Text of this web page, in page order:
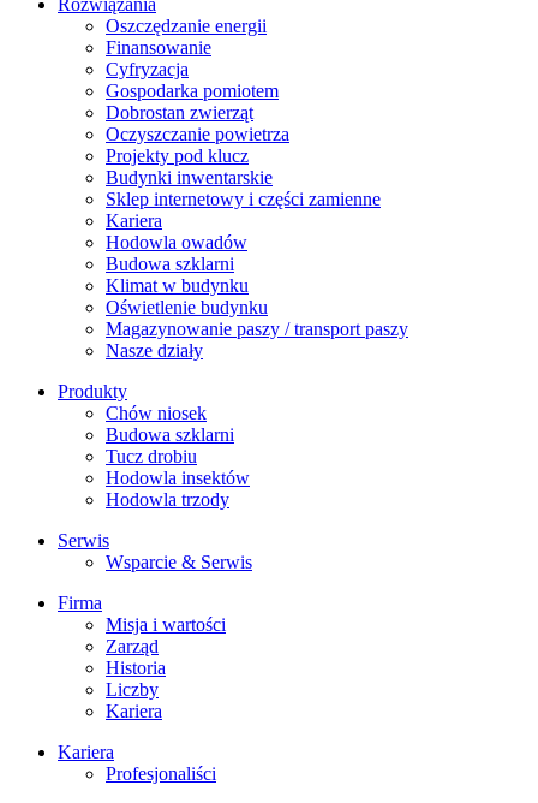
Rozwiązania
​Oszczędzanie energii
Finansowanie
Cyfryzacja
Gospodarka pomiotem
Dobrostan zwierząt
Oczyszczanie powietrza
Projekty pod klucz
Budynki inwentarskie
Sklep internetowy i części zamienne
Kariera
Hodowla owadów
Budowa szklarni
Klimat w budynku
Oświetlenie budynku
Magazynowanie paszy / transport paszy
Nasze działy
Produkty
Chów niosek
Budowa szklarni
Tucz drobiu
Hodowla insektów
Hodowla trzody
Serwis
Wsparcie & Serwis
Firma
Misja i wartości
Zarząd
Historia
Liczby
Kariera
Kariera
Profesjonaliści